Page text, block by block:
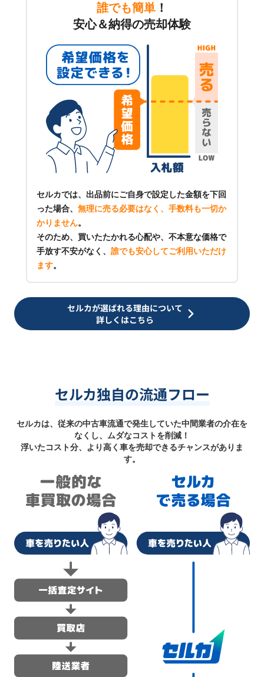
誰でも簡単 ！
安心＆納得の売却体験
セルカでは、出品前にご自身で設定した金額を下回
った場合、 無理に売る必要はなく、手数料も一切か
かりません。
そのため、買いたたかれる心配や、不本意な価格で
手放す不安がなく、 誰でも安心してご利用いただけ
ます。
セルカが選ばれる理由について
詳しくはこちら
セルカ独自の流通フロー
セルカは、従来の中古車流通で発生していた中間業者の介在を
なくし、ムダなコストを削減！
浮いたコスト分、より高く車を売却できるチャンスがありま
す。